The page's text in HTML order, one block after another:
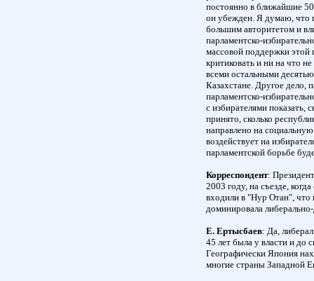
постоянно в ближайшие
он убежден. Я думаю, что
большим авторитетом и
парламентско-
массовой поддержки этой
критиковать и ни на что
всеми остальными
Казахстане. Другое дело,
парламентско-
с избирателями показать,
принято, сколько
направлено на
воздействует на
парламентской борьбе
Корреспондент:
2003 году, на съезде,
входили в "Нур Отан", что
доминировала
Е. Ертысбаев: Да,
45 лет была у власти и до
Географически Япония
многие страны Западной